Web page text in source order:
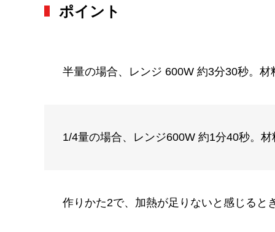
ポイント
半量の場合、レンジ 600W 約3分30秒。
1/4量の場合、レンジ600W 約1分40秒。
作りかた2で、加熱が足りないと感じると